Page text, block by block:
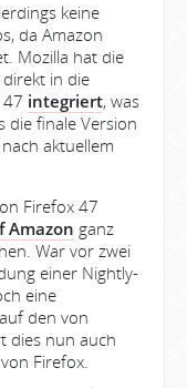
keine
da Amazon
Mozilla hat die
in die
integriert, was
die finale Version
aktuellem
Firefox 47
Amazon ganz
War vor zwei
einer Nightly-
eine
den von
dies nun auch
Firefox.